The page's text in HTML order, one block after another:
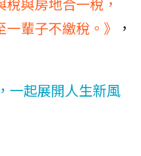
輩子不繳稅。》
，
一起展開人生新風